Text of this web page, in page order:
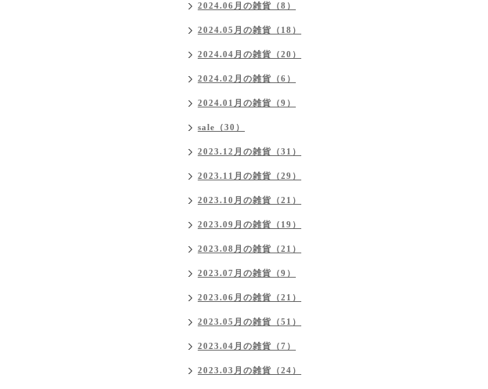
2024.06月の雑貨（8）
2024.05月の雑貨（18）
2024.04月の雑貨（20）
2024.02月の雑貨（6）
2024.01月の雑貨（9）
sale（30）
2023.12月の雑貨（31）
2023.11月の雑貨（29）
2023.10月の雑貨（21）
2023.09月の雑貨（19）
2023.08月の雑貨（21）
2023.07月の雑貨（9）
2023.06月の雑貨（21）
2023.05月の雑貨（51）
2023.04月の雑貨（7）
2023.03月の雑貨（24）